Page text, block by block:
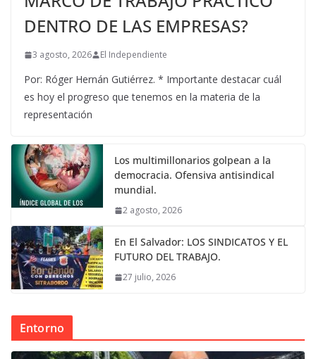
DENTRO DE LAS EMPRESAS?
3 agosto, 2026 El Independiente
Por: Róger Hernán Gutiérrez. * Importante destacar cuál
es hoy el progreso que tenemos en la materia de la
representación
Los multimillonarios golpean a la
democracia. Ofensiva antisindical
mundial.
2 agosto, 2026
En El Salvador: LOS SINDICATOS Y EL
FUTURO DEL TRABAJO.
27 julio, 2026
Entorno